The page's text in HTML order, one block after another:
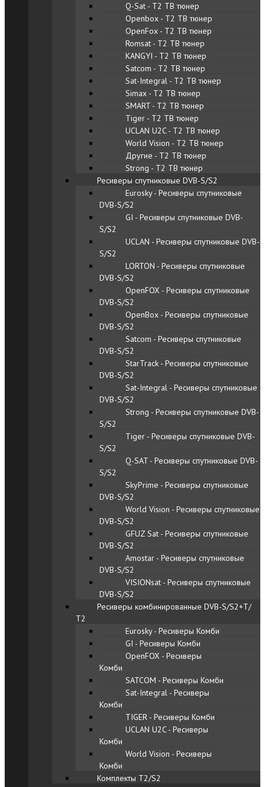
Q-Sat - T2 ТВ тюнер
Openbox - T2 ТВ тюнер
OpenFox - T2 ТВ тюнер
Romsat - T2 ТВ тюнер
KANGYI - T2 ТВ тюнер
Satcom - T2 ТВ тюнер
Sat-Integral - T2 ТВ тюнер
Simax - T2 ТВ тюнер
SMART - T2 ТВ тюнер
Tiger - T2 ТВ тюнер
UCLAN U2C - T2 ТВ тюнер
World Vision - T2 ТВ тюнер
Другие - T2 ТВ тюнер
Strong - T2 ТВ тюнер
Ресиверы спутниковые DVB-S/S2
Eurosky - Ресиверы спутниковые
DVB-S/S2
GI - Ресиверы спутниковые DVB-
S/S2
UCLAN - Ресиверы спутниковые DVB-
S/S2
LORTON - Ресиверы спутниковые
DVB-S/S2
OpenFOX - Ресиверы спутниковые
DVB-S/S2
OpenBox - Ресиверы спутниковые
DVB-S/S2
Satcom - Ресиверы спутниковые
DVB-S/S2
StarTraсk - Ресиверы спутниковые
DVB-S/S2
Sat-Integral - Ресиверы спутниковые
DVB-S/S2
Strong - Ресиверы спутниковые DVB-
S/S2
Tiger - Ресиверы спутниковые DVB-
S/S2
Q-SAT - Ресиверы спутниковые DVB-
S/S2
SkyPrime - Ресиверы спутниковые
DVB-S/S2
World Vision - Ресиверы спутниковые
DVB-S/S2
GFUZ Sat - Ресиверы спутниковые
DVB-S/S2
Amostar - Ресиверы спутниковые
DVB-S/S2
VISIONsat - Ресиверы спутниковые
DVB-S/S2
Ресиверы комбинированные DVB-S/S2+Т/
Т2
Eurosky - Ресиверы Комби
GI - Ресиверы Комби
OpenFOX - Ресиверы
Комби
SATCOM - Ресиверы Комби
Sat-Integral - Ресиверы
Комби
TIGER - Ресиверы Комби
UCLAN U2C - Ресиверы
Комби
World Vision - Ресиверы
Комби
Комплекты Т2/S2